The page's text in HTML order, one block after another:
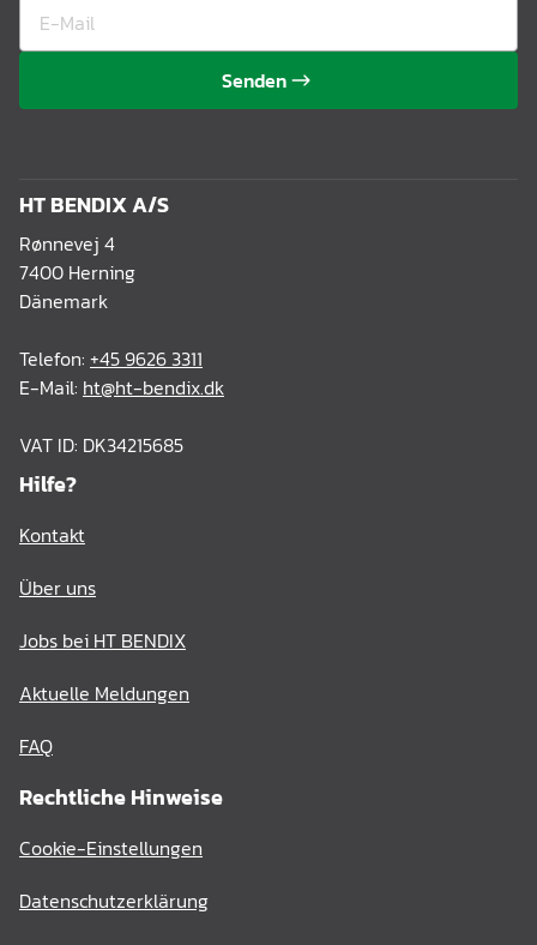
Senden
HT BENDIX A/S
Rønnevej 4
7400 Herning
Dänemark
Telefon: +45 9626 3311
E-Mail: ht@ht-bendix.dk
VAT ID: DK34215685
Hilfe?
Kontakt
Über uns
Jobs bei HT BENDIX
Aktuelle Meldungen
FAQ
Rechtliche Hinweise
Cookie-Einstellungen
Datenschutzerklärung